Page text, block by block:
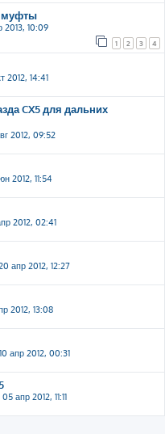
муфты
2013, 10:09
1 2 3 4
2012, 14:41
CX5 для дальних
2012, 09:52
2012, 11:54
2012, 02:41
апр 2012, 12:27
2012, 13:08
10 апр 2012, 00:31
05 апр 2012, 11:11